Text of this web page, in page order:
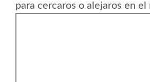
para cercaros o alejaros en el